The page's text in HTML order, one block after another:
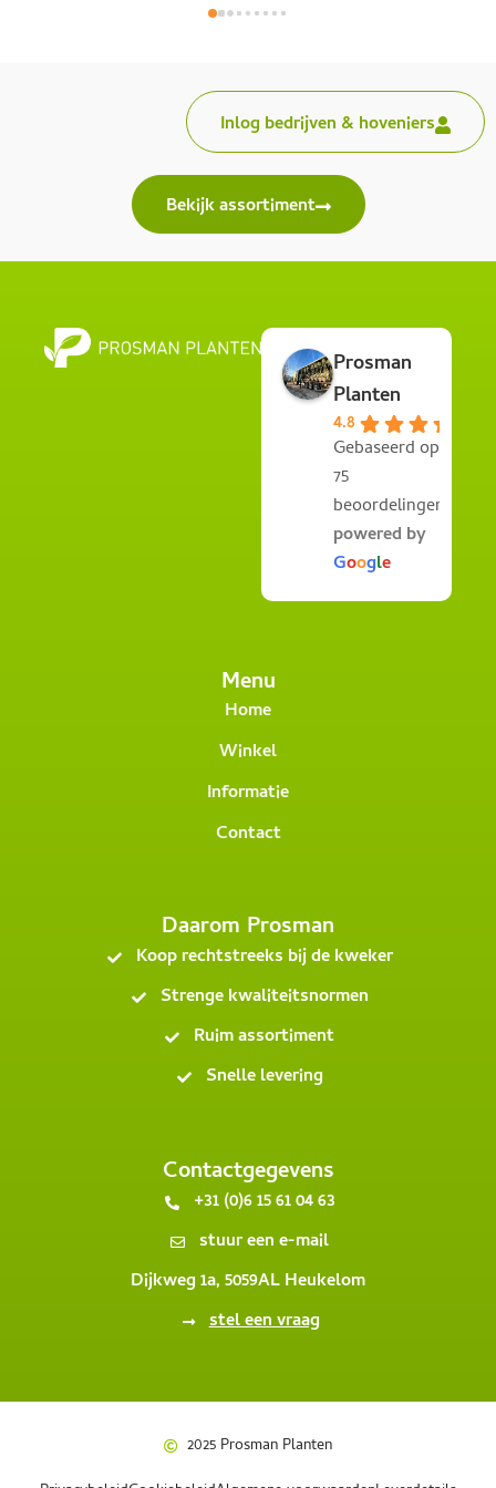
Inlog bedrijven & hoveniers
Bekijk assortiment
Prosman
Planten
4.8
Gebaseerd op
75
beoordelingen
powered by
Google
Menu
Home
Winkel
Informatie
Contact
Daarom Prosman
Koop rechtstreeks bij de kweker
Strenge kwaliteitsnormen
Ruim assortiment
Snelle levering
Contactgegevens
+31 (0)6 15 61 04 63
stuur een e-mail
Dijkweg 1a, 5059AL Heukelom
stel een vraag
2025 Prosman Planten